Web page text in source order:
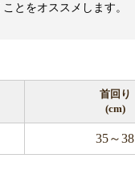
とをオススメします。
首回り
(cm)
35～38